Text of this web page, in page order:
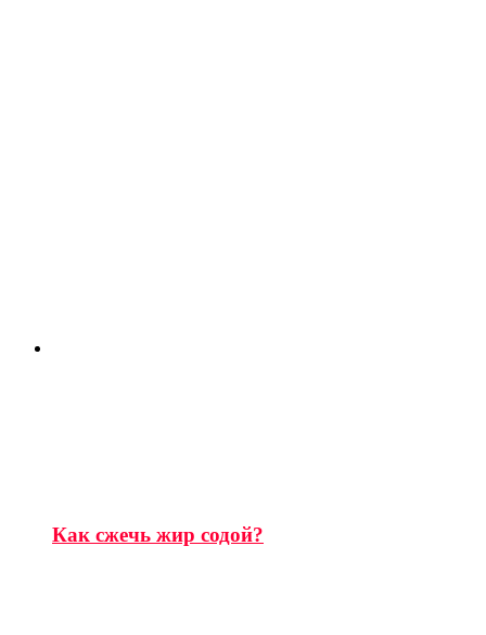
Как сжечь жир содой?